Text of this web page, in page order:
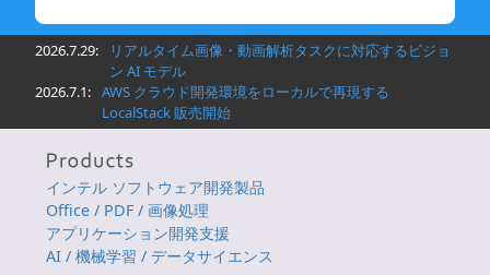
2026.7.29:
リアルタイム画像・動画解析タスクに対応するビジョ
ン AI モデル
2026.7.1: AWS クラウド開発環境をローカルで再現する
LocalStack 販売開始
インテル ソフトウェア開発製品
Office / PDF / 画像処理
アプリケーション開発支援
AI / 機械学習 / データサイエンス